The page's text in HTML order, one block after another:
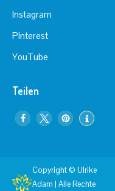
Instagram
Pinterest
YouTube
Teilen
Copyright © Ulrike
Adam | Alle Rechte